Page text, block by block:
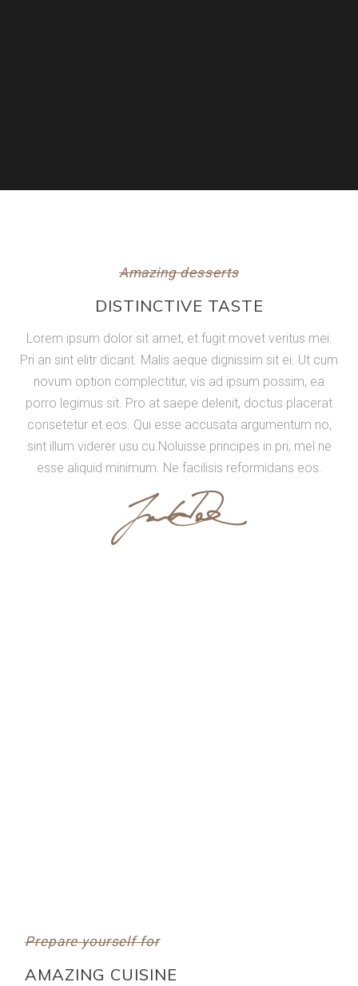
Amazing desserts
DISTINCTIVE TASTE
Lorem ipsum dolor sit amet, et fugit movet veritus mei.
Pri an sint elitr dicant. Malis aeque dignissim sit ei. Ut cum
novum option complectitur, vis ad ipsum possim, ea
porro legimus sit. Pro at saepe delenit, doctus placerat
consetetur et eos. Qui esse accusata argumentum no,
sint illum viderer usu cu.Noluisse principes in pri, mel ne
esse aliquid minimum. Ne facilisis reformidans eos.
Prepare yourself for
AMAZING CUISINE